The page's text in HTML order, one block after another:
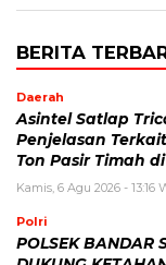
BERITA
Daerah
Asintel Satlap
Penjelasan
Ton Pasir Timah
Kamis, 6 Agu 2026 - 13:16
Polri
POLSEK BANDAR